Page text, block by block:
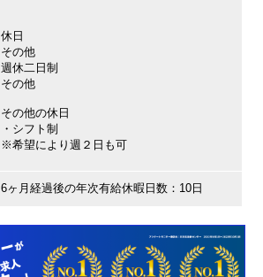
休日
その他
週休二日制
その他
その他の休日
・シフト制
※希望により週２日も可
6ヶ月経過後の年次有給休暇日数：10日